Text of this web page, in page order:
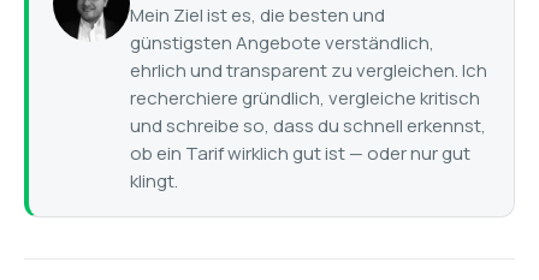
Mein Ziel ist es, die besten und
günstigsten Angebote verständlich,
ehrlich und transparent zu vergleichen. Ich
recherchiere gründlich, vergleiche kritisch
und schreibe so, dass du schnell erkennst,
ob ein Tarif wirklich gut ist — oder nur gut
klingt.